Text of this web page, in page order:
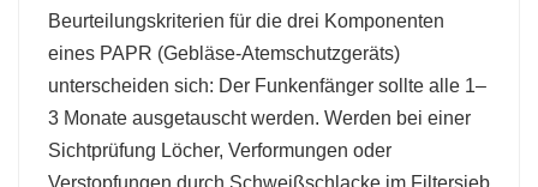
Beurteilungskriterien für die drei Komponenten
eines PAPR (Gebläse-Atemschutzgeräts)
unterscheiden sich: Der Funkenfänger sollte alle 1–
3 Monate ausgetauscht werden. Werden bei einer
Sichtprüfung Löcher, Verformungen oder
Verstopfungen durch Schweißschlacke im Filtersieb